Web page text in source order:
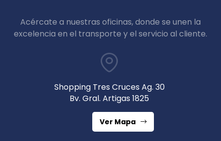
Acércate a nuestras oficinas, donde se unen la
excelencia en el transporte y el servicio al cliente.
Shopping Tres Cruces Ag. 30
Bv. Gral. Artigas 1825
Ver Mapa